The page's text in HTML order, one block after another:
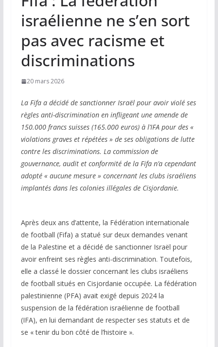
israélienne ne s’en sort
pas avec racisme et
discriminations
20 mars 2026
La Fifa a décidé de sanctionner Israël pour avoir violé ses
règles anti-discrimination en infligeant une amende de
150.000 francs suisses (165.000 euros) à l’IFA pour des «
violations graves et répétées » de ses obligations de lutte
contre les discriminations. La commission de
gouvernance, audit et conformité de la Fifa n’a cependant
adopté « aucune mesure » concernant les clubs israéliens
implantés dans les colonies illégales de Cisjordanie.
Après deux ans d’attente, la Fédération internationale
de football (Fifa) a statué sur deux demandes venant
de la Palestine et a décidé de sanctionner Israël pour
avoir enfreint ses règles anti-discrimination. Toutefois,
elle a classé le dossier concernant les clubs israéliens
de football situés en Cisjordanie occupée. La fédération
palestinienne (PFA) avait exigé depuis 2024 la
suspension de la fédération israélienne de football
(IFA), en lui demandant de respecter ses statuts et de
se « tenir du bon côté de l’histoire ».